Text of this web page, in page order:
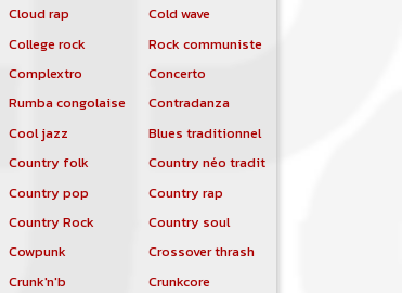
Cloud rap
Cold wave
College rock
Rock communiste
Complextro
Concerto
Rumba congolaise
Contradanza
Cool jazz
Blues traditionnel
Country folk
Country néo traditionnelle
Country pop
Country rap
Country Rock
Country soul
Cowpunk
Crossover thrash
Crunk'n'b
Crunkcore